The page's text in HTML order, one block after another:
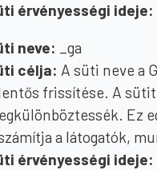
érvényességi ideje:
neve: _ga
célja: A süti neve a
frissítése. A sütit
Ez
a látogatók,
érvényességi ideje: